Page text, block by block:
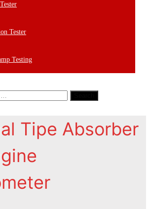
Tester
Testing
Tipe Absorber